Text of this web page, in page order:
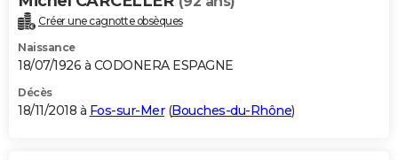
Créer une cagnotte obsèques
Naissance
18/07/1926 à CODONERA ESPAGNE
Décès
18/11/2018 à Fos-sur-Mer(Bouches-du-Rhône)